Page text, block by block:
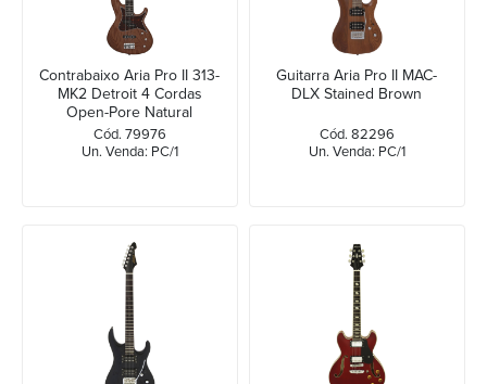
Contrabaixo Aria Pro II 313-
MK2 Detroit 4 Cordas
Open-Pore Natural
Cód. 79976
Un. Venda: PC/1
Guitarra Aria Pro II MAC-
DLX Stained Brown
Cód. 82296
Un. Venda: PC/1